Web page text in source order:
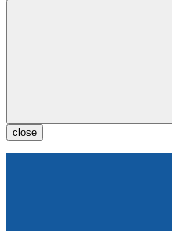
close